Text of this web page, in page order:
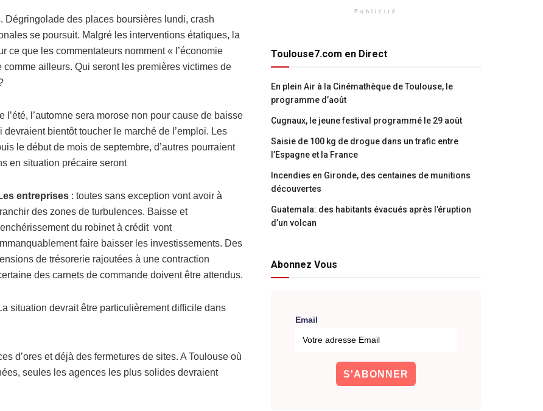
des places boursières lundi, crash
se poursuit. Malgré les interventions étatiques, la
ce que les commentateurs nomment « l’économie
ailleurs. Qui seront les premières victimes de
l’été, l’automne sera morose non pour cause de baisse
bientôt toucher le marché de l’emploi. Les
le début de mois de septembre, d’autres pourraient
en situation précaire seront
entreprises : toutes sans exception vont avoir à
des zones de turbulences. Baisse et
du robinet à crédit vont
faire baisser les investissements. Des
de trésorerie rajoutées à une contraction
des carnets de commande doivent être attendus.
situation devrait être particulièrement difficile dans
d’ores et déjà des fermetures de sites. A Toulouse où
seules les agences les plus solides devraient
Publicité
Toulouse7.com en Direct
En plein Air à la Cinémathèque de Toulouse, le
programme d’août
Cugnaux, le jeune festival programmé le 29 août
Saisie de 100 kg de drogue dans un trafic entre
l’Espagne et la France
Incendies en Gironde, des centaines de munitions
découvertes
Guatemala: des habitants évacués après l’éruption
d’un volcan
Abonnez Vous
Email